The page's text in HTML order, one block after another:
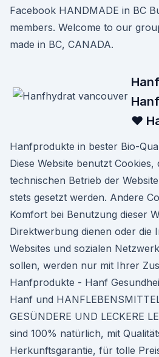
Facebook HANDMADE in BC
members. Welcome to our
made in BC, CANADA.
♥
Hanfprodukte in bester Bio-
Diese Website benutzt Cookies,
technischen Betrieb der
stets gesetzt werden. Andere
Komfort bei Benutzung dieser
Direktwerbung dienen oder die
Websites und sozialen
sollen, werden nur mit Ihrer
Hanfprodukte - Hanf
Hanf und
GESÜNDERE UND LECKERE
sind 100% natürlich, mit
Herkunftsgarantie, für tolle